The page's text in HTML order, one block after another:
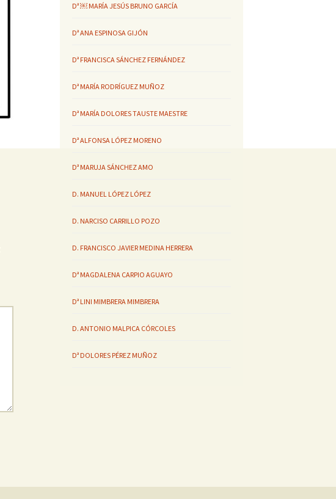
Dª ￼ MARÍA JESÚS BRUNO GARCÍA
Dª ANA ESPINOSA GIJÓN
Dª FRANCISCA SÁNCHEZ FERNÁNDEZ
Dª MARÍA RODRÍGUEZ MUÑOZ
Dª MARÍA DOLORES TAUSTE MAESTRE
Dª ALFONSA LÓPEZ MORENO
Dª MARUJA SÁNCHEZ AMO
D. MANUEL LÓPEZ LÓPEZ
D. NARCISO CARRILLO POZO
D. FRANCISCO JAVIER MEDINA HERRERA
Dª MAGDALENA CARPIO AGUAYO
Dª LINI MIMBRERA MIMBRERA
D. ANTONIO MALPICA CÓRCOLES
Dª DOLORES PÉREZ MUÑOZ